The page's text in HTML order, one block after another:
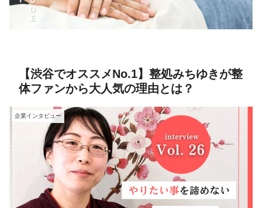
【渋谷でオススメNo.1】整処みちゆきが整
体ファンから大人気の理由とは？
企業インタビュー